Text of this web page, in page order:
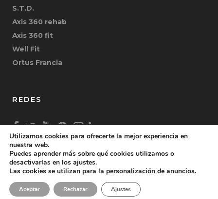
S.T.D.
Axis 360 rehab
Axis 360 fit
Well Fit
Ortus Francia
REDES
Política de Privacidad|
Utilizamos cookies para ofrecerte la mejor experiencia en
nuestra web.
Puedes aprender más sobre qué cookies utilizamos o
desactivarlas en los ajustes.
Las cookies se utilizan para la personalización de anuncios.
Aceptar Rechazar Ajustes